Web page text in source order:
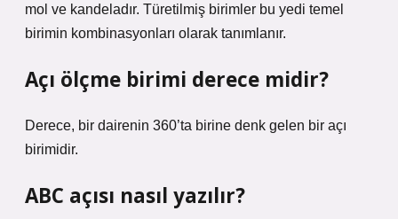
mol ve kandeladır. Türetilmiş birimler bu yedi temel
birimin kombinasyonları olarak tanımlanır.
Açı ölçme birimi derece midir?
Derece, bir dairenin 360’ta birine denk gelen bir açı
birimidir.
ABC açısı nasıl yazılır?